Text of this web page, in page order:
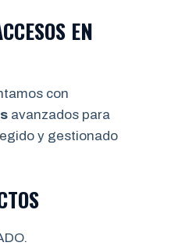
EN
con
avanzados para
y gestionado